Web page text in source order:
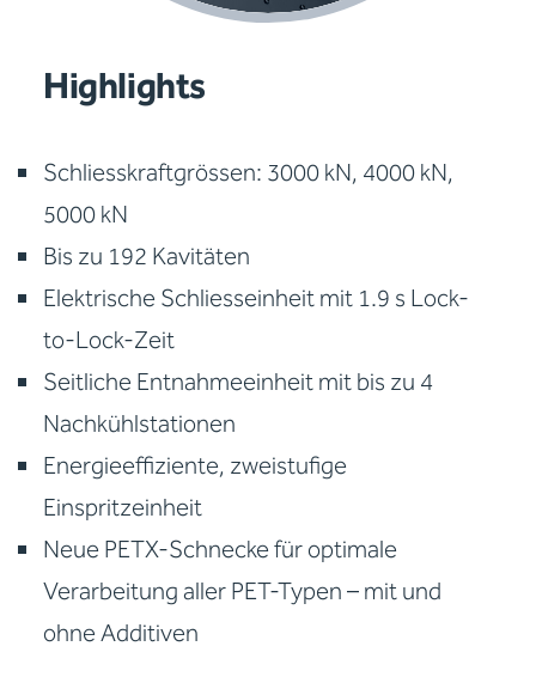
Highlights
Schliesskraftgrössen: 3000 kN, 4000 kN,
5000 kN
Bis zu 192 Kavitäten
Elektrische Schliesseinheit mit 1.9 s Lock-
to-Lock-Zeit
Seitliche Entnahmeeinheit mit bis zu 4
Nachkühlstationen
Energieeffiziente, zweistufige
Einspritzeinheit
Neue PETX-Schnecke für optimale
Verarbeitung aller PET-Typen – mit und
ohne Additiven